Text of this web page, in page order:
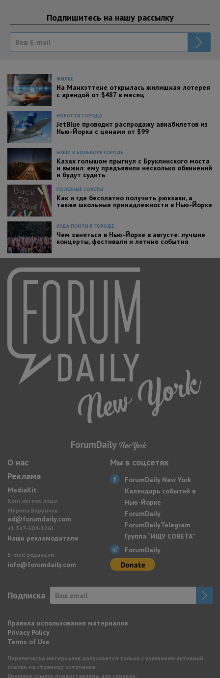
Подпишитесь на нашу рассылку
ЖИЛЬЕ
На Манхэттене открылась жилищная лотерея
с арендой от $487 в месяц
НОВОСТИ ГОРОДА
JetBlue проводит распродажу авиабилетов из
Нью-Йорка с ценами от $99
ПОЛЕЗНЫЕ СОВЕТЫ
Как и где бесплатно получить рюкзаки, а
также школьные принадлежности в Нью-Йорке
НАШИ В БОЛЬШОМ ГОРОДЕ
Казах голышом прыгнул с Бруклинского моста
и выжил: ему предъявили несколько обвинений
и будут судить
КУДА ПОЙТИ В ГОРОДЕ
Чем заняться в Нью-Йорке в августе: лучшие
концерты, фестивали и летние события
О нас
Реклама
MediaKit
Контактное лицо:
Марина Баранчук
ad@forumdaily.com
+1 347-604-1261
Наши рекламодатели
E-mail редакции:
info@forumdaily.com
Мы в соцсетях
ForumDaily New York
Календарь событий в
Нью-Йорке
ForumDaily
ForumDailyTelegram
Группа “ИЩУ СОВЕТА”
ForumDaily
Подписка
Правила использования материалов
Privacy Policy
Terms of Use
Перепечатка материалов допускается только с указанием активной
ссылки на страницу источника.
Внешние ссылки предоставлены для справки.